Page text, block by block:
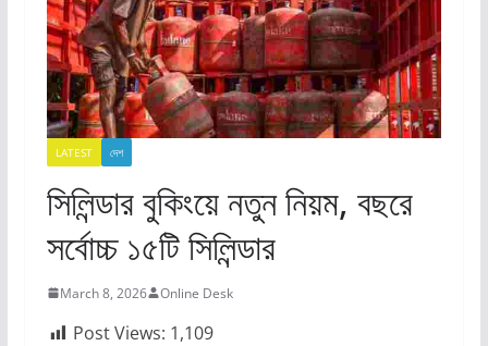
LATEST দেশ
সিলিন্ডার বুকিংয়ে নতুন নিয়ম, বছরে
সর্বোচ্চ ১৫টি সিলিন্ডার
March 8, 2026 Online Desk
Post Views: 1,109